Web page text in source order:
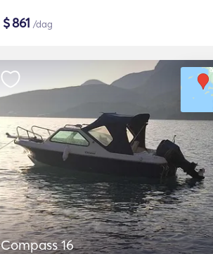
$861 /dag
Compass 16